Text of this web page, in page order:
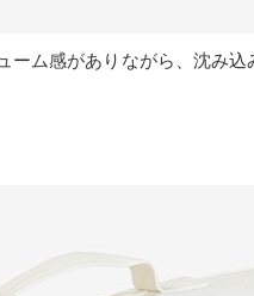
ム感がありながら、沈み